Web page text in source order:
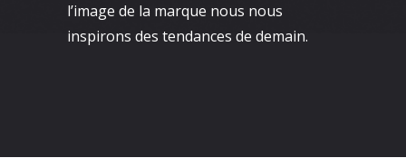
l’image de la marque nous nous
inspirons des tendances de demain.